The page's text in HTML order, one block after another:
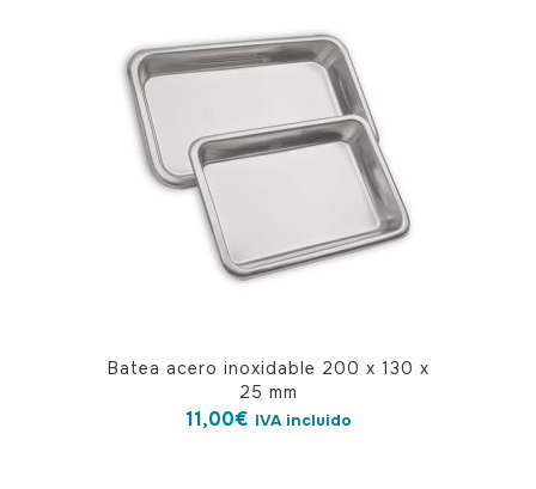
Batea acero inoxidable 200 x 130 x
25 mm
11,00€ IVA incluido